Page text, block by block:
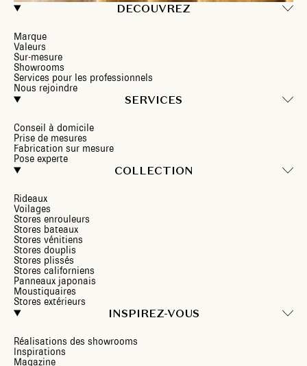
DECOUVREZ
Marque
Valeurs
Sur-mesure
Showrooms
Services pour les professionnels
Nous rejoindre
SERVICES
Conseil à domicile
Prise de mesures
Fabrication sur mesure
Pose experte
COLLECTION
Rideaux
Voilages
Stores enrouleurs
Stores bateaux
Stores vénitiens
Stores douplis
Stores plissés
Stores californiens
Panneaux japonais
Moustiquaires
Stores extérieurs
INSPIREZ-VOUS
Réalisations des showrooms
Inspirations
Magazine